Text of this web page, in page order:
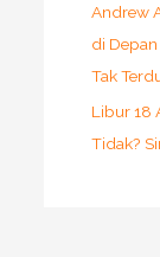
Andrew
di
Tak
Libur 18
Tidak?